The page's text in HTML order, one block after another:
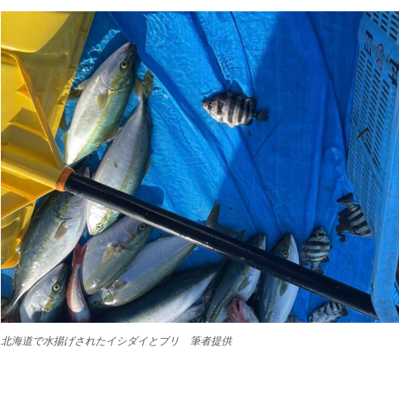
北海道で水揚げされたイシダイとブリ 筆者提供